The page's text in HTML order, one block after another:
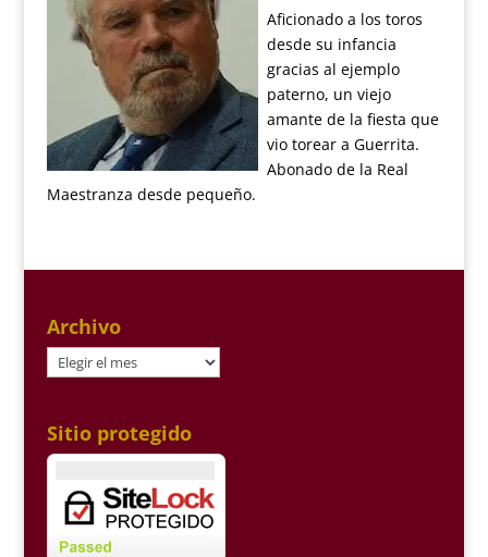
Aficionado a los toros
desde su infancia
gracias al ejemplo
paterno, un viejo
amante de la fiesta que
vio torear a Guerrita.
Abonado de la Real
Maestranza desde pequeño.
Archivo
Archivo
Sitio protegido